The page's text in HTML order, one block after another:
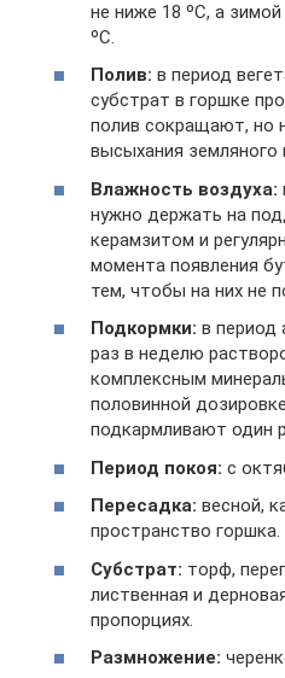
не ниже 18 ºC, а
ºC.
Полив: в период
субстрат в горшке
полив сокращают, но
высыхания земляного
Влажность воздуха:
нужно держать на
керамзитом и
момента появления
тем, чтобы на них не
Подкормки: в период
раз в неделю
комплексным
половинной
подкармливают один
Период покоя: с
Пересадка: весной,
пространство горшка.
Субстрат: торф,
лиственная и
пропорциях.
Размножение: